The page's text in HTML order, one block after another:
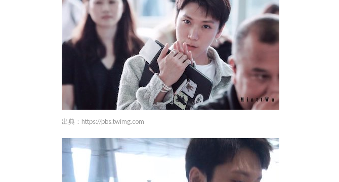
出典： https://pbs.twimg.com